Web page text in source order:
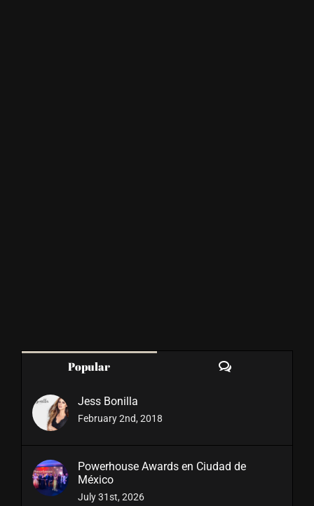
Popular Comments
Jess Bonilla
February 2nd, 2018
Powerhouse Awards en Ciudad de
México
July 31st, 2026